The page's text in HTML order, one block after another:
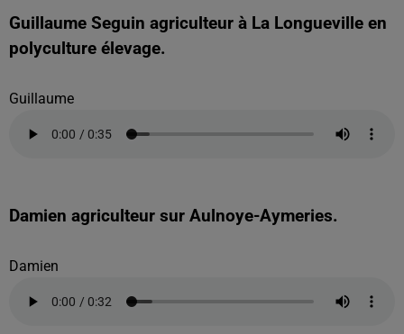
Guillaume Seguin agriculteur à La Longueville en
polyculture élevage.
Guillaume
Damien agriculteur sur Aulnoye-Aymeries.
Damien